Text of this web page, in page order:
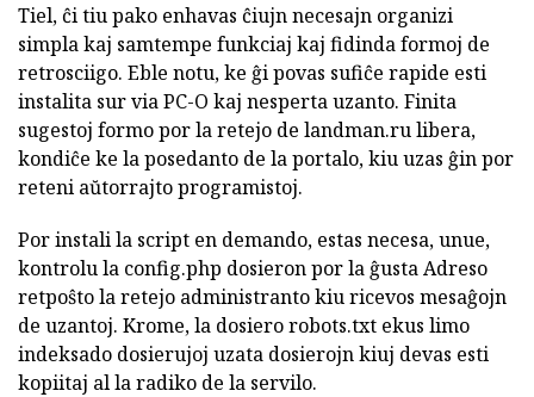
Tiel, ĉi tiu pako enhavas ĉiujn necesajn organizi
simpla kaj samtempe funkciaj kaj fidinda formoj de
retrosciigo. Eble notu, ke ĝi povas sufiĉe rapide esti
instalita sur via PC-O kaj nesperta uzanto. Finita
sugestoj formo por la retejo de landman.ru libera,
kondiĉe ke la posedanto de la portalo, kiu uzas ĝin por
reteni aŭtorrajto programistoj.
Por instali la script en demando, estas necesa, unue,
kontrolu la config.php dosieron por la ĝusta Adreso
retpoŝto la retejo administranto kiu ricevos mesaĝojn
de uzantoj. Krome, la dosiero robots.txt ekus limo
indeksado dosierujoj uzata dosierojn kiuj devas esti
kopiitaj al la radiko de la servilo.